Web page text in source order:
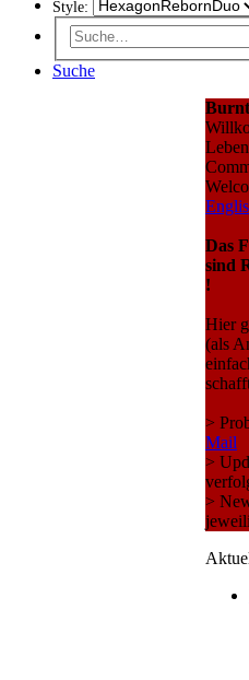
Style:
Suche
Das
sind
!
Hier
(als
>
Mail
>
>